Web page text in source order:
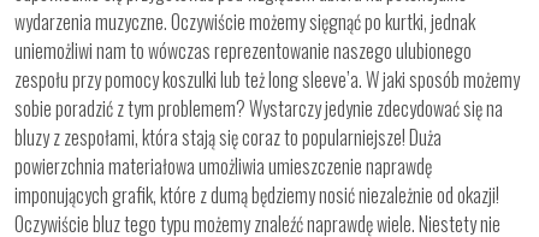
wydarzenia muzyczne. Oczywiście możemy sięgnąć po kurtki, jednak
uniemożliwi nam to wówczas reprezentowanie naszego ulubionego
zespołu przy pomocy koszulki lub też long sleeve’a. W jaki sposób możemy
sobie poradzić z tym problemem? Wystarczy jedynie zdecydować się na
bluzy z zespołami, która stają się coraz to popularniejsze! Duża
powierzchnia materiałowa umożliwia umieszczenie naprawdę
imponujących grafik, które z dumą będziemy nosić niezależnie od okazji!
Oczywiście bluz tego typu możemy znaleźć naprawdę wiele. Niestety nie